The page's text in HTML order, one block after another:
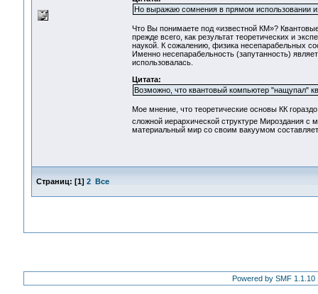
Но выражаю сомнения в прямом использовании
Что Вы понимаете под «известной КМ»?
прежде всего, как результат теоретических и
наукой. К сожалению, физика несепарабельных
Именно несепарабельность (запутанность)
использовалась.
Цитата:
Возможно, что квантовый компьютер "нащупал"
Мое мнение, что теоретические основы КК
сложной иерархической структуре Мироздания с
материальный мир со своим вакуумом
Страниц: [1] 2 Все
Powered by SMF 1.1.10